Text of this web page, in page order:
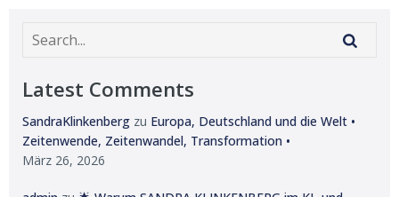
Latest Comments
SandraKlinkenberg zu Europa, Deutschland und die Welt •
Zeitenwende, Zeitenwandel, Transformation •
März 26, 2026